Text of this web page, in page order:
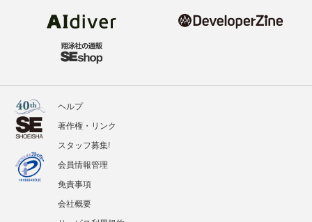
ヘルプ
著作権・リンク
スタッフ募集!
会員情報管理
免責事項
会社概要